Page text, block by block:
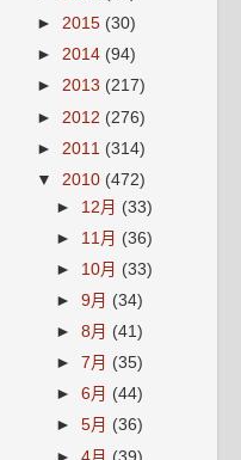
► 2015 (30)
► 2014 (94)
► 2013 (217)
► 2012 (276)
► 2011 (314)
▼ 2010 (472)
► 12月 (33)
► 11月 (36)
► 10月 (33)
►9月 (34)
►8月 (41)
►7月 (35)
►6月 (44)
►5月 (36)
►4月 (39)